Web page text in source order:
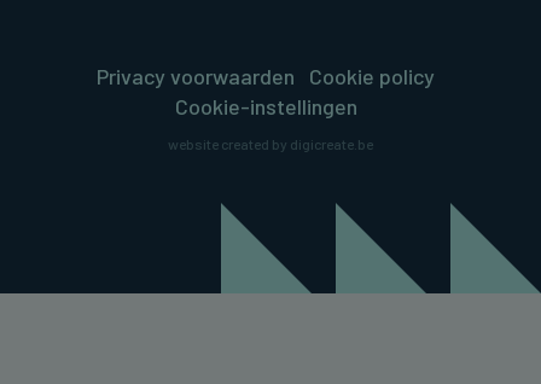
Privacy voorwaarden
Cookie policy
Cookie-instellingen
website created by digicreate.be